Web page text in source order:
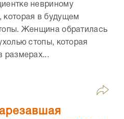
невриному
которая в будущем
Женщина обратилась
стопы, которая
размерах...